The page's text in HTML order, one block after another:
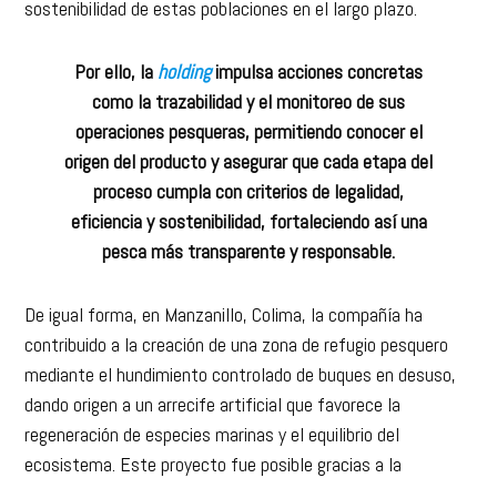
sostenibilidad de estas poblaciones en el largo plazo.
Por ello, la holdingimpulsa acciones concretas
como la trazabilidad y el monitoreo de sus
operaciones pesqueras, permitiendo conocer el
origen del producto y asegurar que cada etapa del
proceso cumpla con criterios de legalidad,
eficiencia y sostenibilidad, fortaleciendo así una
pesca más transparente y responsable.
De igual forma, en Manzanillo, Colima, la compañía ha
contribuido a la creación de una zona de refugio pesquero
mediante el hundimiento controlado de buques en desuso,
dando origen a un arrecife artificial que favorece la
regeneración de especies marinas y el equilibrio del
ecosistema. Este proyecto fue posible gracias a la